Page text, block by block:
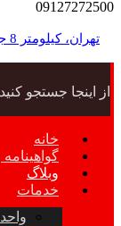
09127272500
تهران، کیلومتر 8 جاده مخصوص،خیابان عاشری، تقاطع جلال
از اینجا جستجو
خانه
گواهینامه
وبلاگ
خدمات